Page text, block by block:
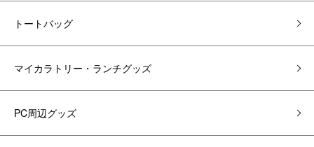
トートバッグ
マイカラトリー・ランチグッズ
PC周辺グッズ